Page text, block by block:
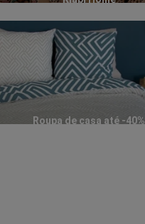
Roupa de casa até -40%